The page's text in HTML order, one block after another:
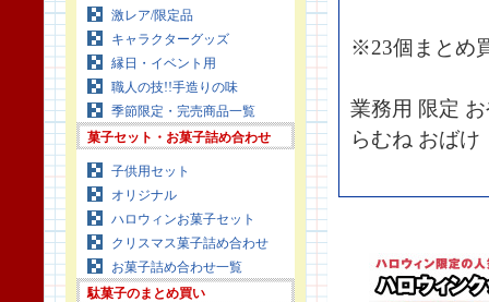
激レア/限定品
キャラクターグッズ
縁日・イベント用
職人の技!!手造りの味
季節限定・完売商品一覧
菓子セット・お菓子詰め合わせ
子供用セット
オリジナル
ハロウィンお菓子セット
クリスマス菓子詰め合わせ
お菓子詰め合わせ一覧
駄菓子のまとめ買い
※23個まとめ
業務用 限定
らむね おばけ